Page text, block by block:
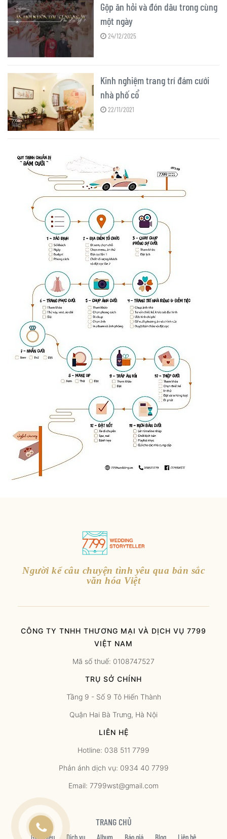
Gộp ăn hỏi và đón dâu trong cùng
một ngày
24/12/2025
Kinh nghiệm trang trí đám cưới
nhà phố cổ
22/11/2021
Người kể câu chuyện tình yêu qua bản sắc
văn hóa Việt
CÔNG TY TNHH THƯƠNG MẠI VÀ DỊCH VỤ 7799
VIỆT NAM
Mã số thuế: 0108747527
TRỤ SỞ CHÍNH
Tầng 9 - Số 9 Tô Hiến Thành
Quận Hai Bà Trưng, Hà Nội
LIÊN HỆ
Hotline: 038 511 7799
Phản ánh dịch vụ: 0934 40 7799
Email: 7799wst@gmail.com
TRANG CHỦ
Giới thiệu Dịch vụ Album Báo giá Blog Liên hệ